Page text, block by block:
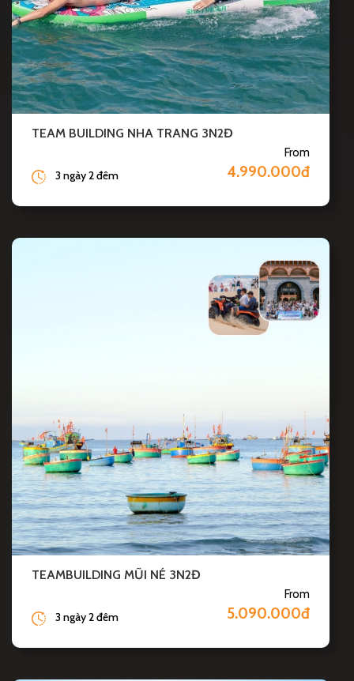
TEAM BUILDING NHA TRANG 3N2Đ
From
4.990.000đ
3 ngày 2 đêm
TEAMBUILDING MŨI NÉ 3N2Đ
From
5.090.000đ
3 ngày 2 đêm